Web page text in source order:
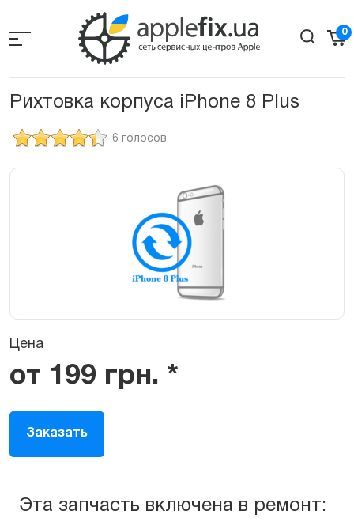
the
0
Рихтовка корпуса iPhone 8 Plus
6 голосов
Цена
от 199 грн. *
Заказать
Эта запчасть включена в ремонт: